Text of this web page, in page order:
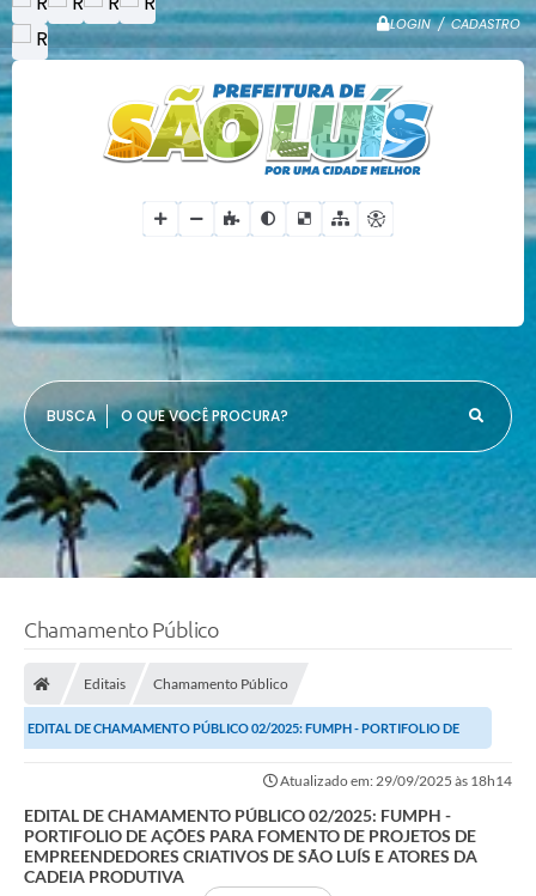
LOGIN / CADASTRO
O QUE VOCÊ PROCURA?
Chamamento Público
Editais Chamamento Público
EDITAL DE CHAMAMENTO PÚBLICO 02/2025: FUMPH - PORTIFOLIO DE
AÇÕES PARA FOMENTO DE PROJETOS DE EMPREENDEDORES...
Atualizado em: 29/09/2025 às 18h14
EDITAL DE CHAMAMENTO PÚBLICO 02/2025: FUMPH -
PORTIFOLIO DE AÇÕES PARA FOMENTO DE PROJETOS DE
EMPREENDEDORES CRIATIVOS DE SÃO LUÍS E ATORES DA
CADEIA PRODUTIVA